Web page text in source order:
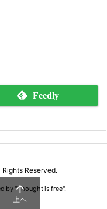
Feedly
Rights Reserved.
by "Thought is free".

上へ